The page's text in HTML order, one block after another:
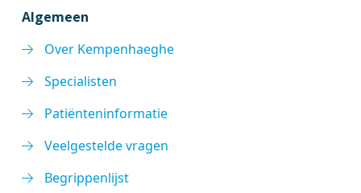
Algemeen
Over Kempenhaeghe
Specialisten
Patiënteninformatie
Veelgestelde vragen
Begrippenlijst